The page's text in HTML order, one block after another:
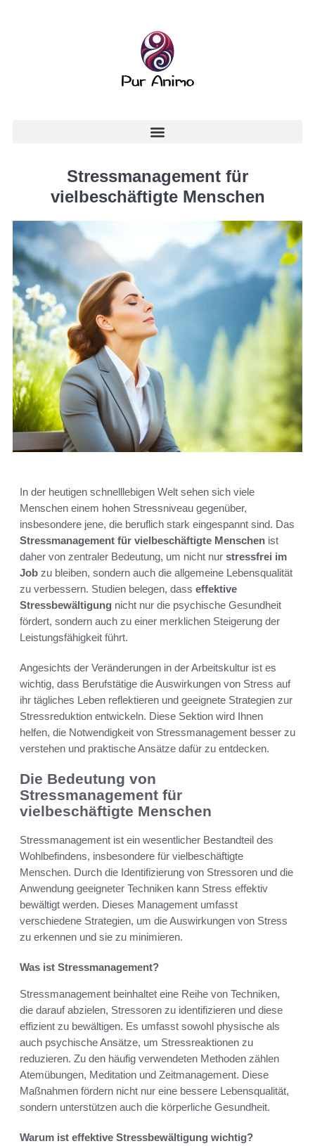
Stressmanagement für
vielbeschäftigte Menschen
In der heutigen schnelllebigen Welt sehen sich viele
Menschen einem hohen Stressniveau gegenüber,
insbesondere jene, die beruflich stark eingespannt sind. Das
Stressmanagement für vielbeschäftigte Menschen ist
daher von zentraler Bedeutung, um nicht nur stressfrei im
Job zu bleiben, sondern auch die allgemeine Lebensqualität
zu verbessern. Studien belegen, dass effektive
Stressbewältigung nicht nur die psychische Gesundheit
fördert, sondern auch zu einer merklichen Steigerung der
Leistungsfähigkeit führt.
Angesichts der Veränderungen in der Arbeitskultur ist es
wichtig, dass Berufstätige die Auswirkungen von Stress auf
ihr tägliches Leben reflektieren und geeignete Strategien zur
Stressreduktion entwickeln. Diese Sektion wird Ihnen
helfen, die Notwendigkeit von Stressmanagement besser zu
verstehen und praktische Ansätze dafür zu entdecken.
Die Bedeutung von
Stressmanagement für
vielbeschäftigte Menschen
Stressmanagement ist ein wesentlicher Bestandteil des
Wohlbefindens, insbesondere für vielbeschäftigte
Menschen. Durch die Identifizierung von Stressoren und die
Anwendung geeigneter Techniken kann Stress effektiv
bewältigt werden. Dieses Management umfasst
verschiedene Strategien, um die Auswirkungen von Stress
zu erkennen und sie zu minimieren.
Was ist Stressmanagement?
Stressmanagement beinhaltet eine Reihe von Techniken,
die darauf abzielen, Stressoren zu identifizieren und diese
effizient zu bewältigen. Es umfasst sowohl physische als
auch psychische Ansätze, um Stressreaktionen zu
reduzieren. Zu den häufig verwendeten Methoden zählen
Atemübungen, Meditation und Zeitmanagement. Diese
Maßnahmen fördern nicht nur eine bessere Lebensqualität,
sondern unterstützen auch die körperliche Gesundheit.
Warum ist effektive Stressbewältigung wichtig?